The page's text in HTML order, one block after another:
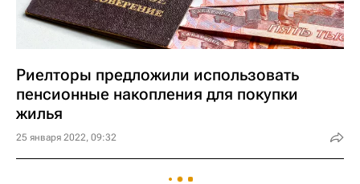
Риелторы предложили использовать
пенсионные накопления для покупки
жилья
25 января 2022, 09:32